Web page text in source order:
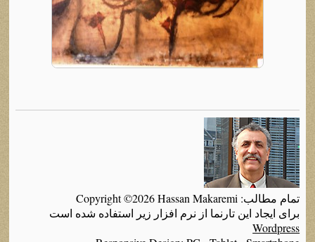
تمام مطالب: Copyright ©2026 Hassan Makaremi
برای ایجاد این تارنما از نرم افزار زیر استفاده شده است
Wordpress